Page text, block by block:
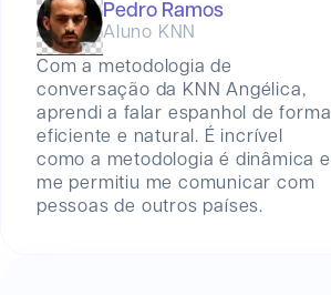
Pedro Ramos
Aluno KNN
Com a metodologia de
conversação da KNN Angélica,
aprendi a falar espanhol de forma
eficiente e natural. É incrível
como a metodologia é dinâmica e
me permitiu me comunicar com
pessoas de outros países.